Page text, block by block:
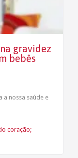
gravidez
bebês
a nossa saúde e
coração;